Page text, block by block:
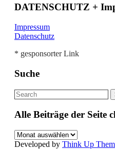
DATENSCHUTZ +
Impressum
Datenschutz
* gesponsorter Link
Suche
Alle Beiträge der Seite
Alle
Beiträge
Developed by Think Up